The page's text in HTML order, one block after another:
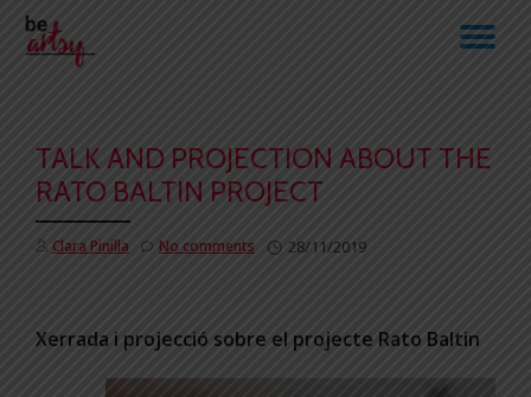
Skip
TALK AND PROJECTION ABOUT THE
RATO BALTIN PROJECT
Clara Pinilla 28/11/2019
No comments
Xerrada i projecció sobre el projecte Rato Baltin